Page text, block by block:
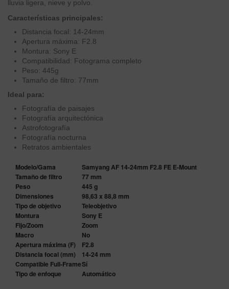
lluvia ligera, nieve y polvo.
Características principales:
Distancia focal: 14-24mm
Apertura máxima: F2.8
Montura: Sony E
Compatibilidad: Fotograma completo
Peso: 445g
Tamaño de filtro: 77mm
Ideal para:
Fotografía de paisajes
Fotografía arquitectónica
Astrofotografía
Fotografía nocturna
Retratos ambientales
Modelo/Gama
Samyang AF 14-24mm F2.8 FE E-Mount
Tamaño de filtro
77 mm
Peso
445 g
Dimensiones
98,63 x 88,8 mm
Tipo de objetivo
Teleobjetivo
Montura
Sony E
Fijo/Zoom
Zoom
Macro
No
Apertura máxima (F)
F2.8
Distancia focal (mm)
14-24 mm
Compatible Full-FrameSí
Tipo de enfoque
Automático